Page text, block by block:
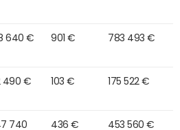
640 € 901 € 783 493 €
490 € 103 € 175 522 €
740
436 € 453 560 €